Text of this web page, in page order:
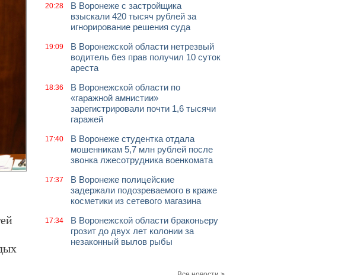
20:28
В Воронеже с застройщика
взыскали 420 тысяч рублей за
игнорирование решения суда
19:09
В Воронежской области нетрезвый
водитель без прав получил 10 суток
ареста
18:36
В Воронежской области по
«гаражной амнистии»
зарегистрировали почти 1,6 тысячи
гаражей
17:40
В Воронеже студентка отдала
мошенникам 5,7 млн рублей после
звонка лжесотрудника военкомата
17:37
В Воронеже полицейские
задержали подозреваемого в краже
косметики из сетевого магазина
17:34
В Воронежской области браконьеру
грозит до двух лет колонии за
незаконный вылов рыбы